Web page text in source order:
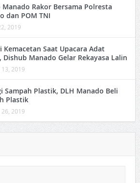
Manado Rakor Bersama Polresta
dan POM TNI
2019
Kemacetan Saat Upacara Adat
Dishub Manado Gelar Rekayasa Lalin
2019
Sampah Plastik, DLH Manado Beli
Plastik
2019